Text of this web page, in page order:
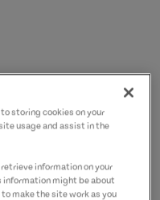
storing cookies on your
usage and assist in the
information on your
information might be about
make the site work as you